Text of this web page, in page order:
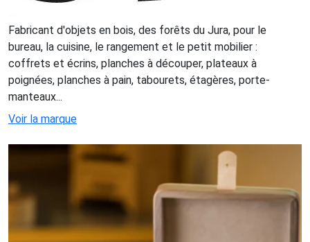
Fabricant d'objets en bois, des forêts du Jura, pour le
bureau, la cuisine, le rangement et le petit mobilier :
coffrets et écrins, planches à découper, plateaux à
poignées, planches à pain, tabourets, étagères, porte-
manteaux...
Voir la marque